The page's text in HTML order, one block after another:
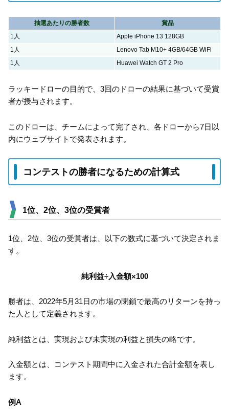
抽選あたりの勝者数
賞品
1人
Apple iPhone 13 128GB
1人
Lenovo Tab M10+ 4GB/64GB WiFi
1人
Huawei Watch GT 2 Pro
ラッキードローの目的で、3回のドローの結果に基づいて受賞
者が授与されます。
このドローは、チームによって完了され、各ドローから7日以
内にウェブサイトで発表されます。
コンテストの勝者になるための計算式
1位、2位、3位の受賞者
1位、2位、3位の受賞者は、以下の数式に基づいて決定されま
す。
純利益÷入金額×100
勝者は、2022年5月31日の市場の閉鎖で最高のリターンを持っ
た人として定義されます。
純利益とは、実現および未実現の利益と損失の略です。
入金額とは、コンテスト期間中に入金された合計金額を表し
ます。
例A